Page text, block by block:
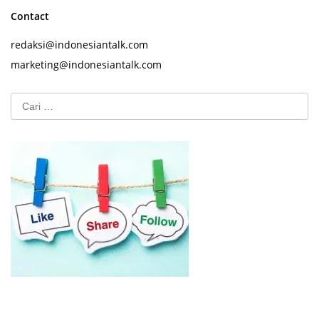
Contact
redaksi@indonesiantalk.com
marketing@indonesiantalk.com
Cari
untuk: